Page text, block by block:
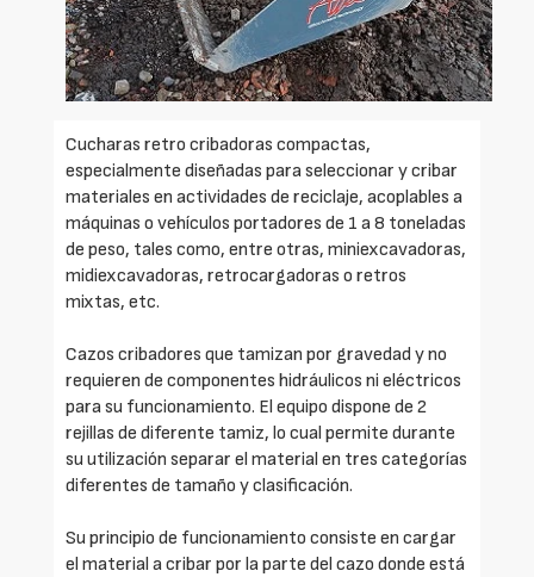
Cucharas retro cribadoras compactas,
especialmente diseñadas para seleccionar y cribar
materiales en actividades de reciclaje, acoplables a
máquinas o vehículos portadores de 1 a 8 toneladas
de peso, tales como, entre otras, miniexcavadoras,
midiexcavadoras, retrocargadoras o retros
mixtas, etc.
Cazos cribadores que tamizan por gravedad y no
requieren de componentes hidráulicos ni eléctricos
para su funcionamiento. El equipo dispone de 2
rejillas de diferente tamiz, lo cual permite durante
su utilización separar el material en tres categorías
diferentes de tamaño y clasificación.
Su principio de funcionamiento consiste en cargar
el material a cribar por la parte del cazo donde está